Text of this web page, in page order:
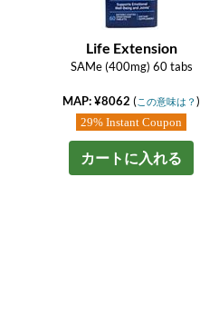
Life Extension
SAMe (400mg) 60 tabs
MAP: ¥8062(この意味は？)
29% Instant Coupon
カートに入れる